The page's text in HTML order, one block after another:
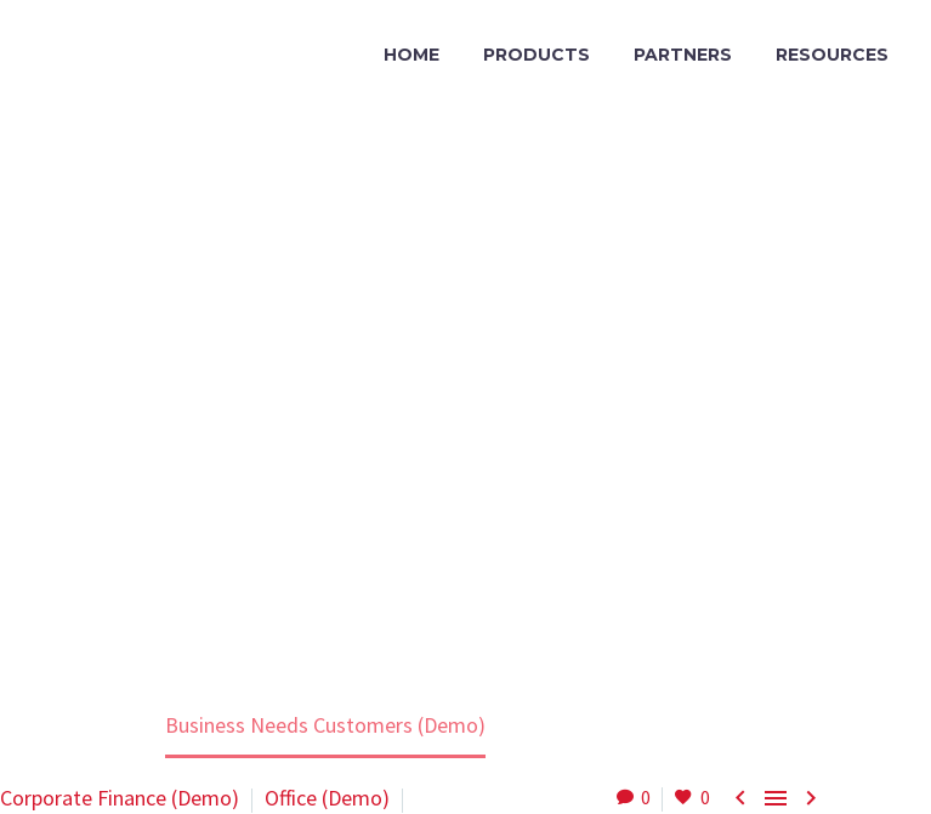
HOME PRODUCTS PARTNERS RESOURCES
Business Needs Customers (Demo)
0 0   
Corporate Finance (Demo)
Office (Demo)